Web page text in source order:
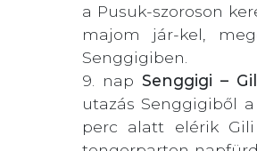
a Pusuk-szoroson
majom jár-kel,
Senggigiben.
9. nap Senggigi –
utazás Senggigiből
perc alatt elérik